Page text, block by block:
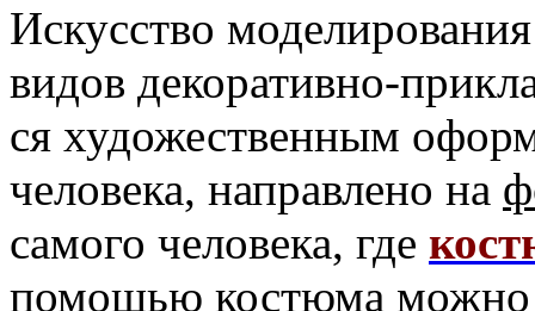
Искусство
видов декоративно-
ся художественным
челове­ка, направлено на
самого человека, где
помощью костюма можно